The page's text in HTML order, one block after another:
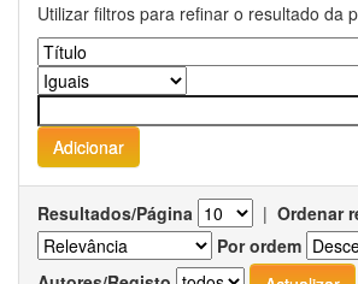
Utilizar filtros para refinar o resultado da
Resultados/Página | Ordenar
Por ordem